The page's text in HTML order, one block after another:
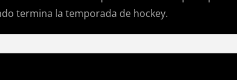
termina la temporada de hockey.